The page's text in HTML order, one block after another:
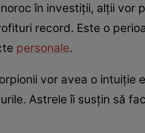
în investiții, alții
record. Este o
personale.
vor avea o
Astrele îi susțin să